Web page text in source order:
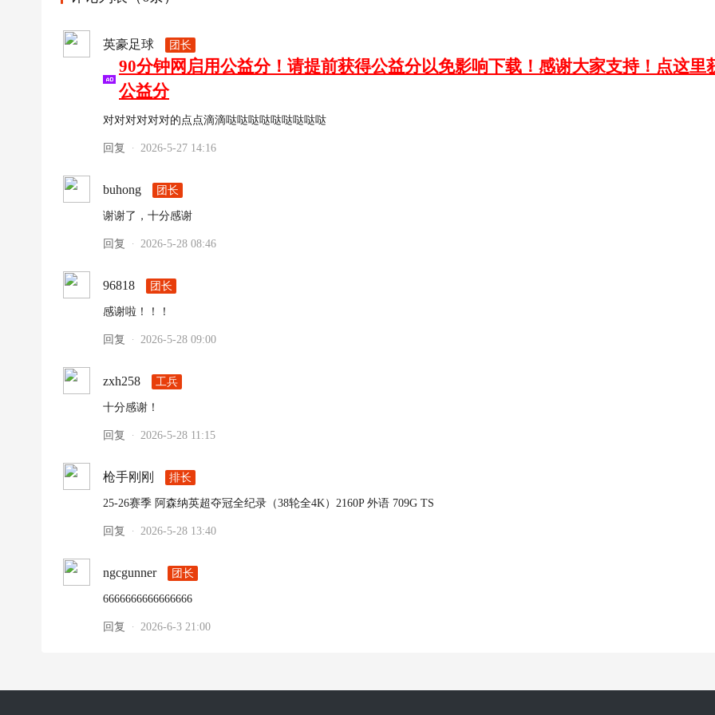
英豪足球 团长
90分钟网启用公益分！请提前获得公益分以免影响下载！感谢大家支持！点这里
公益分
对对对对对对的点点滴滴哒哒哒哒哒哒哒哒哒
回复 · 2026-5-27 14:16
buhong 团长
谢谢了，十分感谢
回复 · 2026-5-28 08:46
96818 团长
感谢啦！！！
回复 · 2026-5-28 09:00
zxh258 工兵
十分感谢！
回复 · 2026-5-28 11:15
枪手刚刚 排长
25-26赛季 阿森纳英超夺冠全纪录（38轮全4K）2160P 外语 709G TS
回复 · 2026-5-28 13:40
ngcgunner 团长
6666666666666666
回复 · 2026-6-3 21:00